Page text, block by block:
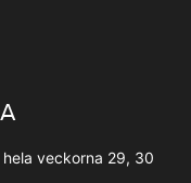
veckorna 29, 30